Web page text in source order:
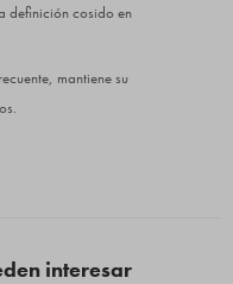
definición cosido en
mantiene su
interesar